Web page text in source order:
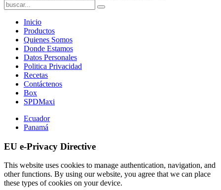
Inicio
Productos
Quienes Somos
Donde Estamos
Datos Personales
Politica Privacidad
Recetas
Contáctenos
Box
SPDMaxi
Ecuador
Panamá
EU e-Privacy Directive
This website uses cookies to manage authentication, navigation, and
other functions. By using our website, you agree that we can place
these types of cookies on your device.